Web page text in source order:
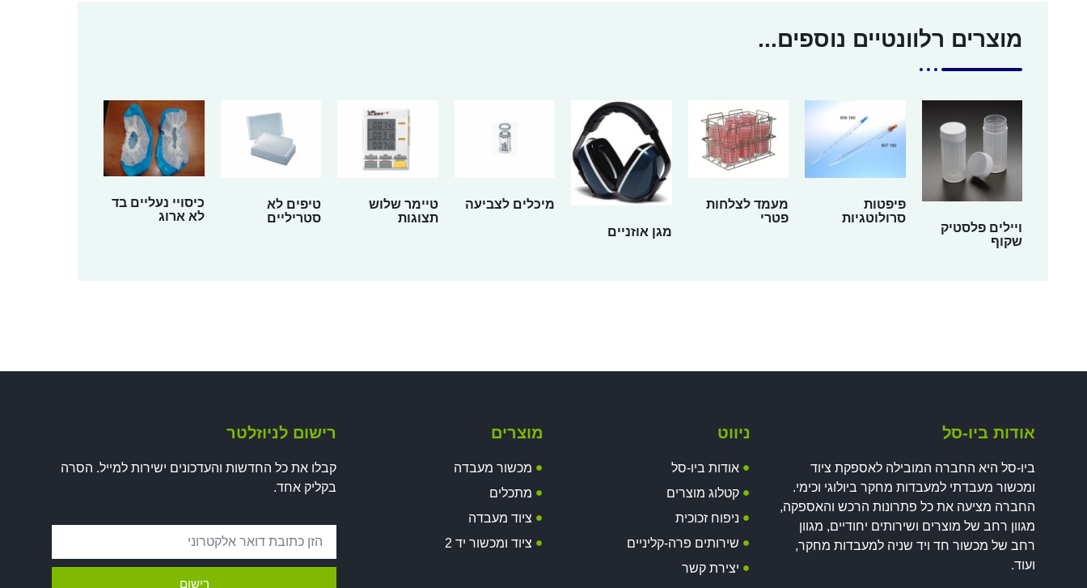
מוצרים רלוונטיים נוספים...
ויילים פלסטיק
שקוף
פיפטות
סרולוטגיות
מעמד לצלחות
פטרי
מגן אוזניים
מיכלים לצביעה
טיימר שלוש
תצוגות
טיפים לא
סטריליים
כיסויי נעליים בד
לא ארוג
אודות ביו-סל
ביו-סל היא החברה המובילה לאספקת ציוד
ומכשור מעבדתי למעבדות מחקר ביולוגי וכימי.
החברה מציעה את כל פתרונות הרכש והאספקה,
מגוון רחב של מוצרים ושירותים יחודיים, מגוון
רחב של מכשור חד ויד שניה למעבדות מחקר,
ועוד.
ניווט
אודות ביו-סל
קטלוג מוצרים
ניפוח זכוכית
שירותים פרה-קליניים
יצירת קשר
מוצרים
מכשור מעבדה
מתכלים
ציוד מעבדה
ציוד ומכשור יד 2
רישום לניוזלטר
קבלו את כל החדשות והעדכונים ישירות למייל. הסרה
בקליק אחד.
רישום